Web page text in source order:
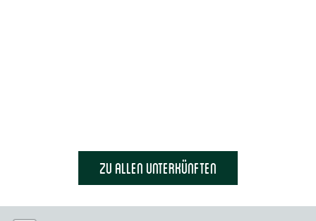
Zu allen unterkünften